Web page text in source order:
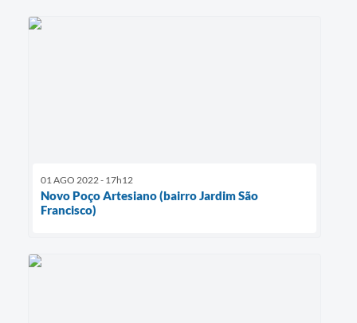
01 AGO 2022 - 17h12
Novo Poço Artesiano (bairro Jardim São
Francisco)